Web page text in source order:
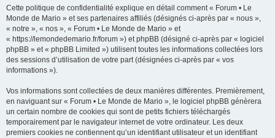
Cette politique de confidentialité explique en détail comment « Forum • Le
Monde de Mario » et ses partenaires affiliés (désignés ci-après par « nous »,
« notre », « nos », « Forum • Le Monde de Mario » et
« https://lemondedemario.fr/forum ») et phpBB (désigné ci-après par « logiciel
phpBB » et « phpBB Limited ») utilisent toutes les informations collectées lors
des sessions d’utilisation de votre part (désignées ci-après par « vos
informations »).
Vos informations sont collectées de deux manières différentes. Premièrement,
en naviguant sur « Forum • Le Monde de Mario », le logiciel phpBB génèrera
un certain nombre de cookies qui sont de petits fichiers téléchargés
temporairement par le navigateur internet de votre ordinateur. Les deux
premiers cookies ne contiennent qu’un identifiant utilisateur et un identifiant